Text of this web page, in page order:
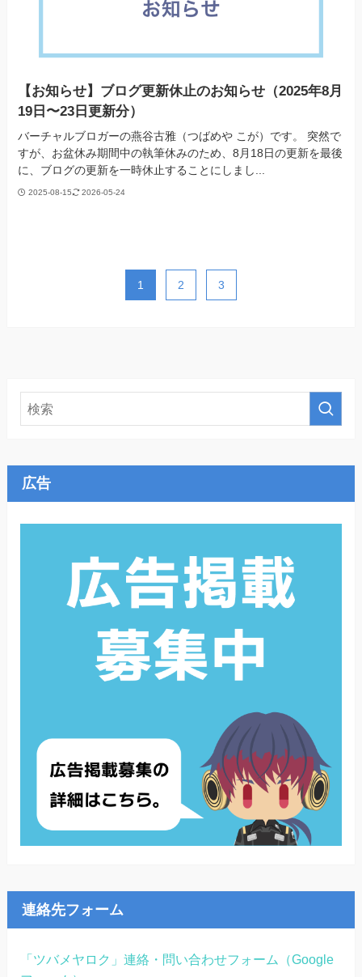
【お知らせ】ブログ更新休止のお知らせ（2025年8月
19日〜23日更新分）
バーチャルブロガーの燕谷古雅（つばめや こが）です。 突然で
すが、お盆休み期間中の執筆休みのため、8月18日の更新を最後
に、ブログの更新を一時休止することにしまし...
2025-08-15 2026-05-24
1 2 3
広告
連絡先フォーム
「ツバメヤロク」連絡・問い合わせフォーム（Google